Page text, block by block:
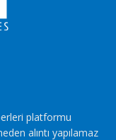
platformu
alıntı yapılamaz